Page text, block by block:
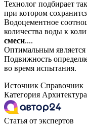
Технолог подбирает
при котором
Водоцементное
количества воды к
смеси....
Оптимальным является
Подвижность
во время испытания.
Источник Справочник
Категория
Статья от экспертов